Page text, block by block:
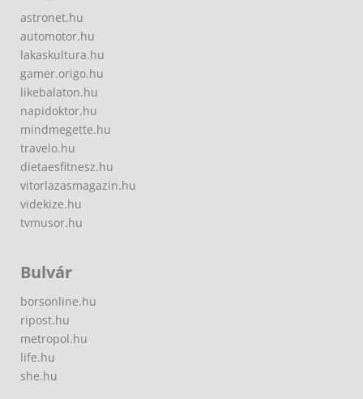
astronet.hu
automotor.hu
lakaskultura.hu
gamer.origo.hu
likebalaton.hu
napidoktor.hu
mindmegette.hu
travelo.hu
dietaesfitnesz.hu
vitorlazasmagazin.hu
videkize.hu
tvmusor.hu
Bulvár
borsonline.hu
ripost.hu
metropol.hu
life.hu
she.hu